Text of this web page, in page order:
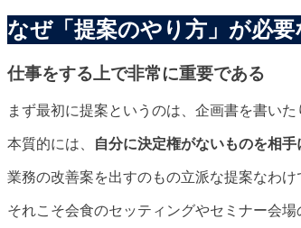
なぜ「提案のやり方」が必
仕事をする上で非常に重要である
まず最初に提案というのは、企画書を書い
本質的には、 自分に決定権がないものを相手
業務の改善案を出すのもの立派な提案なわけ
それこそ会食のセッティングやセミナー会場